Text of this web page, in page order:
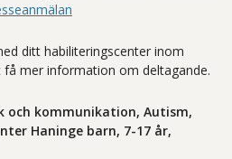
ditt habiliteringscenter inom
mer information om deltagande.
och kommunikation, Autism,
Haninge barn, 7-17 år,